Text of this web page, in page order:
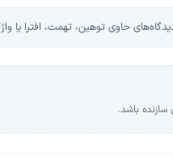
حاوی توهین، تهمت، افترا یا
باشد.